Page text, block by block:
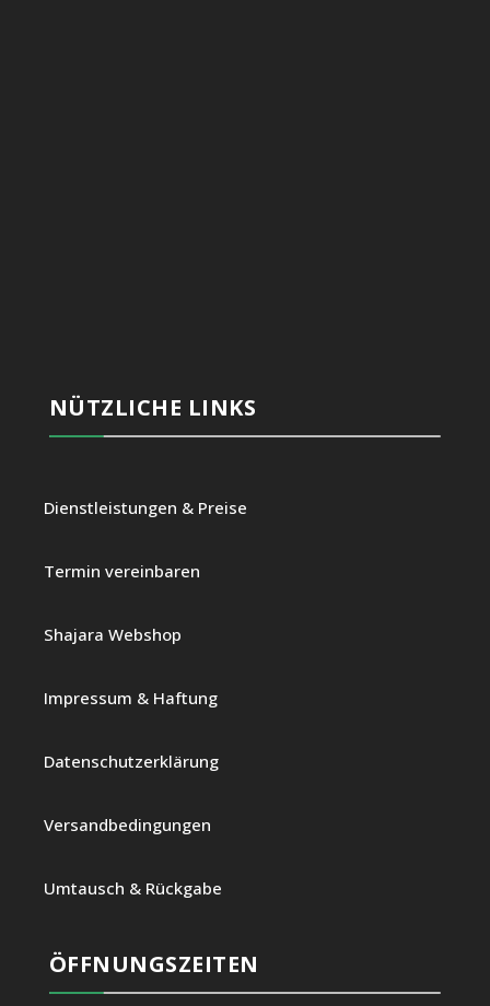
NÜTZLICHE LINKS
Dienstleistungen & Preise
Termin vereinbaren
Shajara Webshop
Impressum & Haftung
Datenschutzerklärung
Versandbedingungen
Umtausch & Rückgabe
ÖFFNUNGSZEITEN